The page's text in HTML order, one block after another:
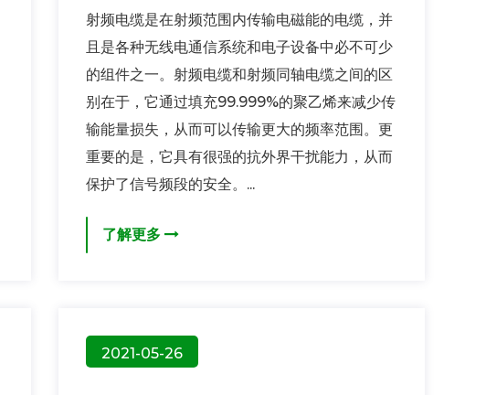
射频电缆是在射频范围内传输电磁能的电缆，并
且是各种无线电通信系统和电子设备中必不可少
的组件之一。射频电缆和射频同轴电缆之间的区
别在于，它通过填充99.999%的聚乙烯来减少传
输能量损失，从而可以传输更大的频率范围。更
重要的是，它具有很强的抗外界干扰能力，从而
保护了信号频段的安全。...
了解更多
2021-05-26